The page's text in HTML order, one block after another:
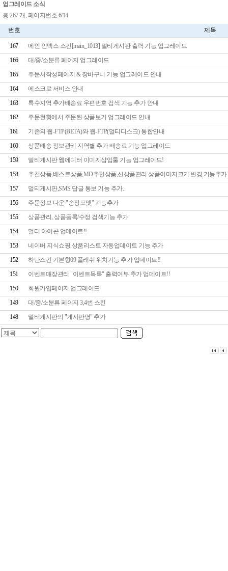
업그레이드 소식
총 267 개, 페이지번호 6/14
번호 제목
167
메인 인덱스 스킨[main_1013] 멀티게시판 출력 기능 업그레이드
166
대/중/소분류 페이지 업그레이드
165
주문서작성페이지 & 장바구니 기능 업그레이드 안내
164
에스크로 서비스 안내
163
특수지역 추가배송료 우편번호 검색 기능 추가 안내
162
주문현황에서 주문된 상품보기 업그레이드 안내
161
기존의 웹-FTP(BETA)와 웹-FTP(멀티디스크) 통합안내
160
상품배송 정보관리 지역별 추가 배송료 기능 업그레이드
159
멀티게시판 웹에디터 이미지삽입툴 기능 업그레이드!
158
추천상품,베스트상품,MD추천상품,신상품관리 상품이미지크기 변경 기능추가
157
멀티게시판,SMS 답글 통보 기능 추가.
156
주문정보 다운 "송장포맷" 기능추가
155
상품관리, 상품등록/수정 검색기능 추가
154
멀티 아이콘 업데이트!!
153
네이버 지식쇼핑 상품리스트 자동업데이트 기능 추가
152
하단스킨 기본형09 플래쉬 위치기능 추가 업데이트!!
151
이벤트매장관리 "이벤트목록" 출력여부 추가 업데이트!!
150
회원가입페이지 업그레이드
149
대/중/소분류 페이지 3,4번 스킨
148
멀티게시판의 "게시판명" 추가